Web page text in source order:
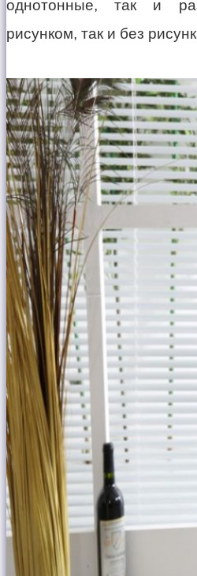
однотонные, так и
рисунком, так и без